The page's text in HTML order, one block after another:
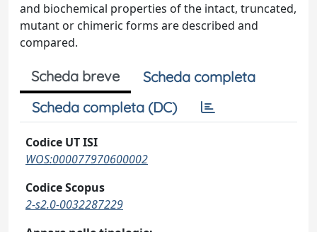
and biochemical properties of the intact, truncated,
mutant or chimeric forms are described and
compared.
Scheda breve
Scheda completa
Scheda completa (DC)
Codice UT ISI
WOS:000077970600002
Codice Scopus
2-s2.0-0032287229